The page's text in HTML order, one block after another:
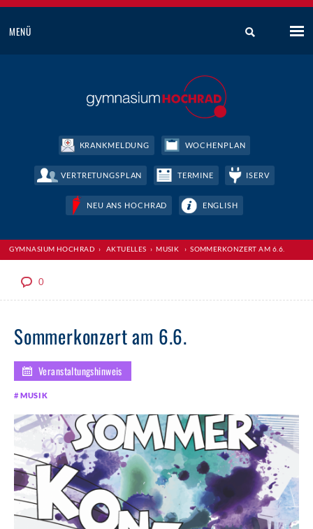
MENÜ
KRANKMELDUNG WOCHENPLAN
VERTRETUNGSPLAN TERMINE ISERV
NEU ANS HOCHRAD ENGLISH
GYMNASIUM HOCHRAD › AKTUELLES ›MUSIK ›SOMMERKONZERT AM 6.6.
0
Sommerkonzert am 6.6.
Veranstaltungshinweis
MUSIK